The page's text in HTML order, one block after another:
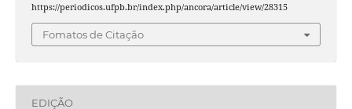
https://periodicos.ufpb.br/index.php/ancora/article/view/28315
Fomatos de Citação
EDIÇÃO